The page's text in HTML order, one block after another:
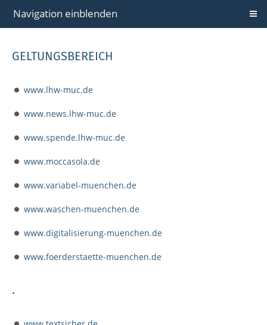
Navigation einblenden
GELTUNGSBEREICH
www.lhw-muc.de
www.news.lhw-muc.de
www.spende.lhw-muc.de
www.moccasola.de
www.variabel-muenchen.de
www.waschen-muenchen.de
www.digitalisierung-muenchen.de
www.foerderstaette-muenchen.de
.